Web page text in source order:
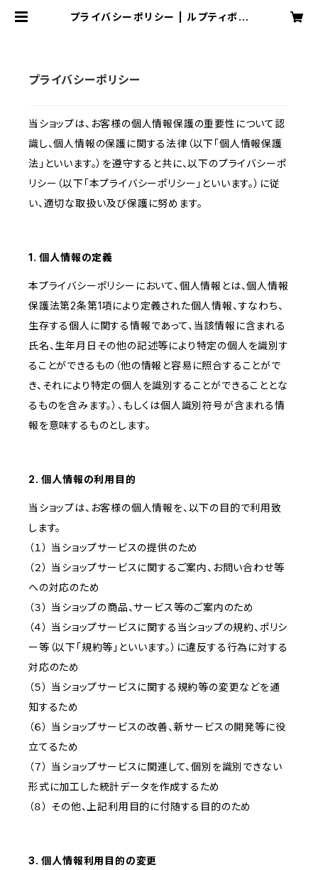
プライバシーポリシー | ルプティボヌ
プライバシーポリシー
当ショップは、お客様の個人情報保護の重要性について認
識し、個人情報の保護に関する法律（以下「個人情報保護
法」といいます。）を遵守すると共に、以下のプライバシーポ
リシー（以下「本プライバシーポリシー」といいます。）に従
い、適切な取扱い及び保護に努めます。
1. 個人情報の定義
本プライバシーポリシーにおいて、個人情報とは、個人情報
保護法第2条第1項により定義された個人情報、すなわち、
生存する個人に関する情報であって、当該情報に含まれる
氏名、生年月日その他の記述等により特定の個人を識別す
ることができるもの（他の情報と容易に照合することがで
き、それにより特定の個人を識別することができることとな
るものを含みます。）、もしくは個人識別符号が含まれる情
報を意味するものとします。
2. 個人情報の利用目的
当ショップは、お客様の個人情報を、以下の目的で利用致
します。
（１） 当ショップサービスの提供のため
（２） 当ショップサービスに関するご案内、お問い合わせ等
への対応のため
（３） 当ショップの商品、サービス等のご案内のため
（４） 当ショップサービスに関する当ショップの規約、ポリシ
ー等（以下「規約等」といいます。）に違反する行為に対する
対応のため
（５） 当ショップサービスに関する規約等の変更などを通
知するため
（６） 当ショップサービスの改善、新サービスの開発等に役
立てるため
（７） 当ショップサービスに関連して、個別を識別できない
形式に加工した統計データを作成するため
（８） その他、上記利用目的に付随する目的のため
3. 個人情報利用目的の変更